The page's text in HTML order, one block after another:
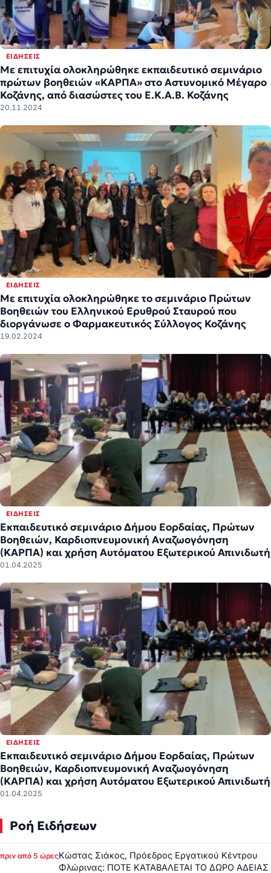
ΕΙΔΉΣΕΙΣ
Με επιτυχία ολοκληρώθηκε εκπαιδευτικό σεμινάριο
πρώτων βοηθειών «ΚΑΡΠΑ» στο Αστυνομικό Μέγαρο
Κοζάνης, από διασώστες του Ε.Κ.Α.Β. Κοζάνης
20.11.2024
ΕΙΔΉΣΕΙΣ
Με επιτυχία ολοκληρώθηκε το σεμινάριο Πρώτων
Βοηθειών του Ελληνικού Ερυθρού Σταυρού που
διοργάνωσε ο Φαρμακευτικός Σύλλογος Κοζάνης
19.02.2024
ΕΙΔΉΣΕΙΣ
Εκπαιδευτικό σεμινάριο Δήμου Εορδαίας, Πρώτων
Βοηθειών, Καρδιοπνευμονική Αναζωογόνηση
(ΚΑΡΠΑ) και χρήση Αυτόματου Εξωτερικού Απινιδωτή
01.04.2025
ΕΙΔΉΣΕΙΣ
Εκπαιδευτικό σεμινάριο Δήμου Εορδαίας, Πρώτων
Βοηθειών, Καρδιοπνευμονική Αναζωογόνηση
(ΚΑΡΠΑ) και χρήση Αυτόματου Εξωτερικού Απινιδωτή
01.04.2025
Ροή Ειδήσεων
πριν από 5 ώρεςΚώστας Σιάκος, Πρόεδρος Εργατικού Κέντρου
Φλώρινας: ΠΟΤΕ ΚΑΤΑΒΑΛΕΤΑΙ ΤΟ ΔΩΡΟ ΑΔΕΙΑΣ